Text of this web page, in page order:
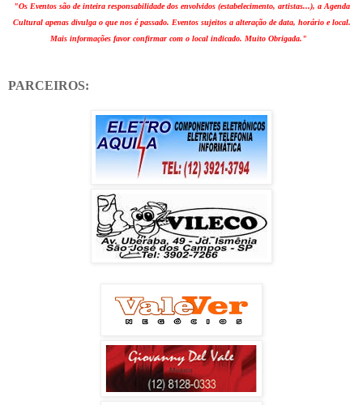
"Os Eventos são de inteira responsabilidade dos envolvidos (estabelecimento, artistas...), a Agenda
Cultural apenas divulga o que nos é passado. Eventos sujeitos a alteração de data, horário e local.
Mais informações favor confirmar com o local indicado. Muito Obrigada."
PARCEIROS: